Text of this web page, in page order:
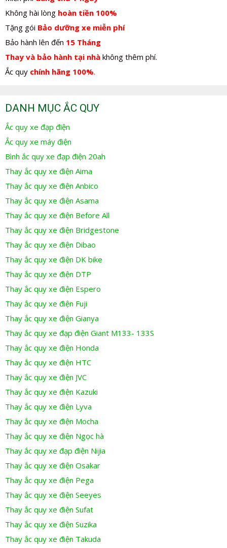
Không hài lòng hoàn tiền 100%
Tặng gói Bảo dưỡng xe miễn phí
Bảo hành lên đến 15 Tháng
Thay và bảo hành tại nhà không thêm phí.
Ắc quy chính hãng 100%.
DANH MỤC ẮC QUY
Ắc quy xe đạp điện
Ắc quy xe máy điện
Bình ắc quy xe đạp điện 20ah
Thay ắc quy xe điện Aima
Thay ắc quy xe điện Anbico
Thay ắc quy xe điện Asama
Thay ắc quy xe điện Before All
Thay ắc quy xe điện Bridgestone
Thay ắc quy xe điện Dibao
Thay ắc quy xe điện DK bike
Thay ắc quy xe điện DTP
Thay ắc quy xe điện Espero
Thay ắc quy xe điện Fuji
Thay ắc quy xe điện Gianya
Thay ắc quy xe đạp điện Giant M133- 133S
Thay ắc quy xe điện Honda
Thay ắc quy xe điện HTC
Thay ắc quy xe điện JVC
Thay ắc quy xe điện Kazuki
Thay ắc quy xe điện Lyva
Thay ắc quy xe điện Mocha
Thay ắc quy xe điện Ngọc hà
Thay ắc quy xe đạp điện Nijia
Thay ắc quy xe điện Osakar
Thay ắc quy xe điện Pega
Thay ắc quy xe điện Seeyes
Thay ắc quy xe điện Sufat
Thay ắc quy xe điện Suzika
Thay ắc quy xe điện Takuda